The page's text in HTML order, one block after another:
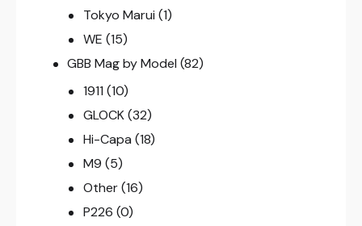
Tokyo Marui (1)
WE (15)
GBB Mag by Model (82)
1911 (10)
GLOCK (32)
Hi-Capa (18)
M9 (5)
Other (16)
P226 (0)